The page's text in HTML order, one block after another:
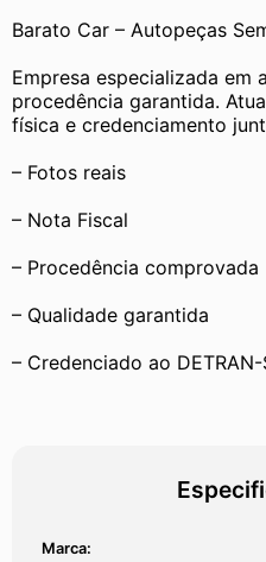
Barato Car – Autopeças
Empresa especializada em
procedência garantida.
física e credenciamento
– Fotos reais
– Nota Fiscal
– Procedência comprovada
– Qualidade garantida
– Credenciado ao DETRAN-
Marca: